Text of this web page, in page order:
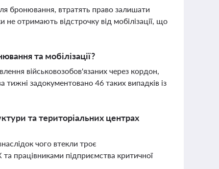
бронювання, втратять право залишати
не отримають відстрочку від мобілізації, що
та мобілізації?
військовозобов'язаних через кордон,
тижні задокументовано 46 таких випадків із
та територіальних центрах
чого втекли троє
працівниками підприємства критичної